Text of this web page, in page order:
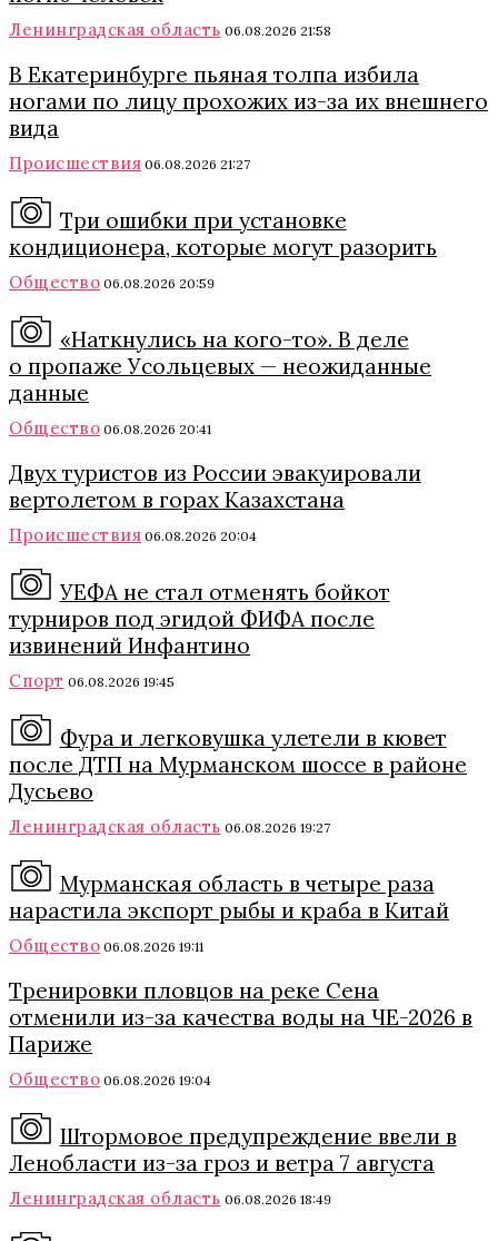
Ленинградская область 06.08.2026 21:58
В Екатеринбурге пьяная толпа избила
ногами по лицу прохожих из-за их внешнего
вида
Происшествия 06.08.2026 21:27
Три ошибки при установке
кондиционера, которые могут разорить
Общество 06.08.2026 20:59
«Наткнулись на кого-то». В деле
о пропаже Усольцевых — неожиданные
данные
Общество 06.08.2026 20:41
Двух туристов из России эвакуировали
вертолетом в горах Казахстана
Происшествия 06.08.2026 20:04
УЕФА не стал отменять бойкот
турниров под эгидой ФИФА после
извинений Инфантино
Спорт 06.08.2026 19:45
Фура и легковушка улетели в кювет
после ДТП на Мурманском шоссе в районе
Дусьево
Ленинградская область 06.08.2026 19:27
Мурманская область в четыре раза
нарастила экспорт рыбы и краба в Китай
Общество 06.08.2026 19:11
Тренировки пловцов на реке Сена
отменили из-за качества воды на ЧЕ-2026 в
Париже
Общество 06.08.2026 19:04
Штормовое предупреждение ввели в
Ленобласти из-за гроз и ветра 7 августа
Ленинградская область 06.08.2026 18:49